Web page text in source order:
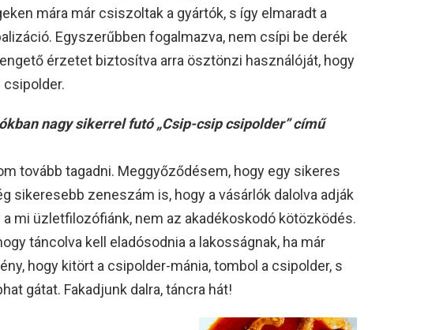
mára már csiszoltak a gyártók, s így elmaradt a
Egyszerűbben fogalmazva, nem csípi be derék
érzetet biztosítva arra ösztönzi használóját, hogy
nagy sikerrel futó „Csip-csip csipolder” című
tovább tagadni. Meggyőződésem, hogy egy sikeres
sikeresebb zeneszám is, hogy a vásárlók dalolva adják
a mi üzletfilozófiánk, nem az akadékoskodó kötözködés.
táncolva kell eladósodnia a lakosságnak, ha már
hogy kitört a csipolder-mánia, tombol a csipolder, s
gátat. Fakadjunk dalra, táncra hát!